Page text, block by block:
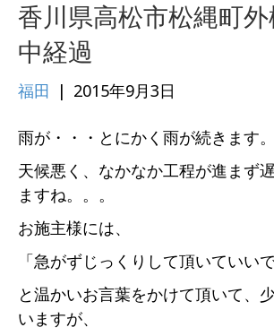
香川県高松市松縄町
中経過
福田 | 2015年9月3日
雨が・・・とにかく雨が続きます。
天候悪く、なかなか工程が進まず
ますね。。。
お施主様には、
「急がずじっくりして頂いていい
と温かいお言葉をかけて頂いて、
いますが、